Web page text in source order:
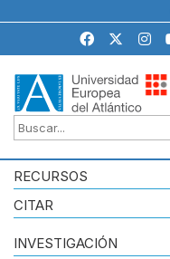
RECURSOS
CITAR
INVESTIGACIÓN